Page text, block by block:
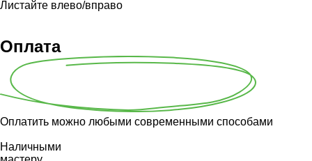
Листайте влево/вправо
Оплата
Оплатить можно любыми современными способами
Наличными